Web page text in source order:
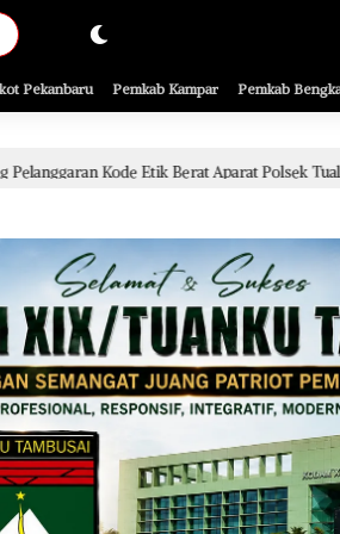
Pekanbaru Pemkab Kampar Pemkab
Berat Aparat Polsek Tualang Terkait